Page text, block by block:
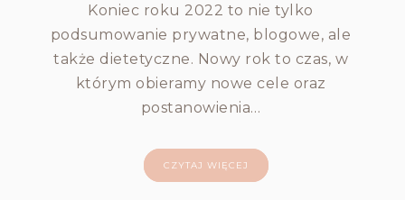
Koniec roku 2022 to nie tylko
podsumowanie prywatne, blogowe, ale
także dietetyczne. Nowy rok to czas, w
którym obieramy nowe cele oraz
postanowienia…
CZYTAJ WIĘCEJ